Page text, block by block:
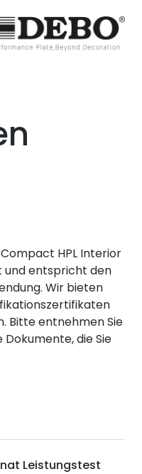
HPL Interior
und entspricht den
Wir bieten
Bitte entnehmen Sie
die Sie
Leistungstest